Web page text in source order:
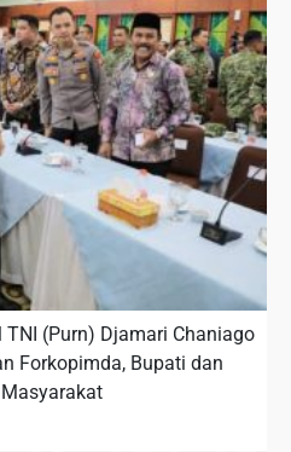
(Purn) Djamari Chaniago
Forkopimda, Bupati dan